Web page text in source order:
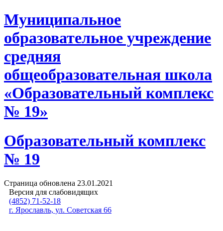
Муниципальное
образовательное учреждение
средняя
общеобразовательная школа
«Образовательный комплекс
№ 19»
Образовательный комплекс
№ 19
Страница обновлена 23.01.2021
Версия для слабовидящих
(4852) 71-52-18
г. Ярославль, ул. Советская 66